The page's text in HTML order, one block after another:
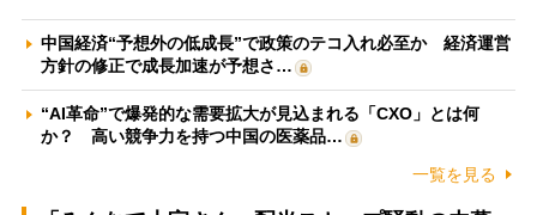
中国経済“予想外の低成長”で政策のテコ入れ必至か 経済運営
方針の修正で成長加速が予想さ…
“AI革命”で爆発的な需要拡大が見込まれる「CXO」とは何
か？ 高い競争力を持つ中国の医薬品…
一覧を見る